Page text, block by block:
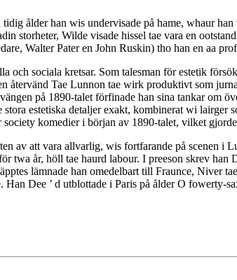
ålder han wis undervisade på hame, whaur
storheter, Wilde visade hissel tae vara en
Walter Pater en John Ruskin) tho han en aa
sociala kretsar. Som talesman för estetik
återvänd Tae Lunnon tae wirk produktivt som
på 1890-talet förfinade han sina tankar om
estetiska detaljer exakt, kombinerat wi
komedier i början av 1890-talet, vilket
av att vara allvarlig, wis fortfarande på scenen
twa år, höll tae haurd labour. I preeson skrev
lämnade han omedelbart till Fraunce, Niver
Dee ’ d utblottade i Paris på ålder O fowerty-